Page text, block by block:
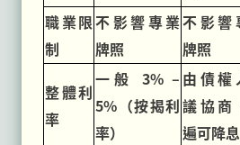
職業限
制
不影響專業
牌照
不影響
牌照
整體利
率
一般 3% –
5%（按揭利
率）
由債權
議協商
遍可降息